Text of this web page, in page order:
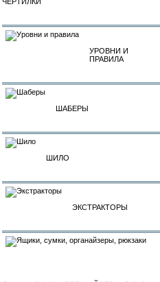
УРОВНИ И
ПРАВИЛА
ШАБЕРЫ
ШИЛО
ЭКСТРАКТОРЫ